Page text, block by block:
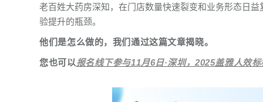
老百姓大药房深知，在门店数量快速裂变和业务形态日
验提升的瓶颈。
他们是怎么做的，我们通过这篇文章揭晓。
您也可以报名线下参与11月6日·深圳，2025盖雅人效